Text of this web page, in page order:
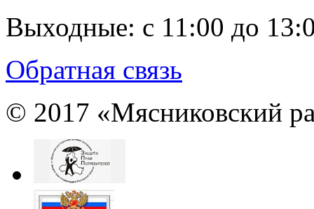
Выходные: с 11:00 до
Обратная связь
© 2017 «Мясниковский